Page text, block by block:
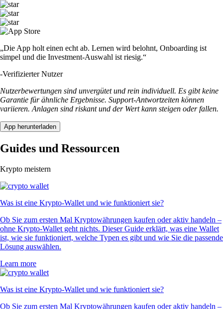
„Die App holt einen echt ab. Lernen wird belohnt, Onboarding ist
simpel und die Investment-Auswahl ist riesig.“
-Verifizierter Nutzer
Nutzerbewertungen sind unvergütet und rein individuell. Es gibt keine
Garantie für ähnliche Ergebnisse. Support-Antwortzeiten können
variieren. Anlagen sind riskant und der Wert kann steigen oder fallen.
App herunterladen
Guides und Ressourcen
Krypto meistern
Was ist eine Krypto-Wallet und wie funktioniert sie?
Ob Sie zum ersten Mal Kryptowährungen kaufen oder aktiv handeln –
ohne Krypto-Wallet geht nichts. Dieser Guide erklärt, was eine Wallet
ist, wie sie funktioniert, welche Typen es gibt und wie Sie die passende
Lösung auswählen.
Learn more
Was ist eine Krypto-Wallet und wie funktioniert sie?
Ob Sie zum ersten Mal Kryptowährungen kaufen oder aktiv handeln –